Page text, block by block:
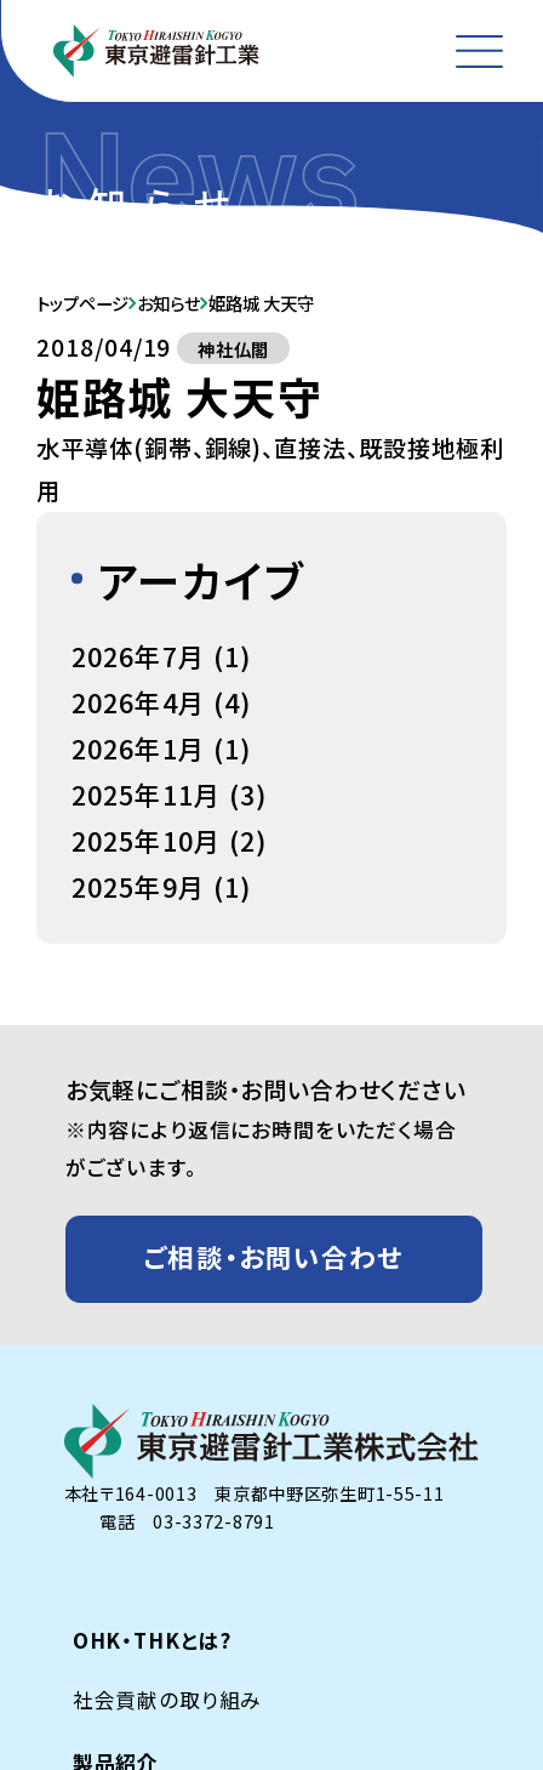
トップページ お知らせ 姫路城 大天守
2018/04/19 神社仏閣
姫路城 大天守
水平導体(銅帯、銅線)、直接法、既設接地極利
用
アーカイブ
2026年7月 (1)
2026年4月 (4)
2026年1月 (1)
2025年11月 (3)
2025年10月 (2)
2025年9月 (1)
お気軽にご相談・お問い合わせください
※内容により返信にお時間をいただく場合
がございます。
ご相談・お問い合わせ
本社〒164-0013 東京都中野区弥生町1-55-11
電話 03-3372-8791
OHK・THKとは?
社会貢献の取り組み
製品紹介